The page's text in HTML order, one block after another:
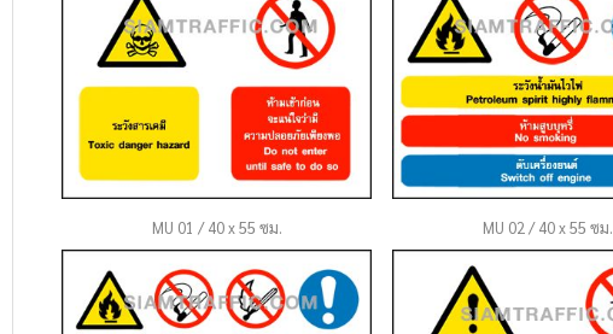
MU 01 / 40 x 55 ซม. MU 02 / 40 x 55 ซม.